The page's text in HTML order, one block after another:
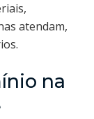
atendam,
na